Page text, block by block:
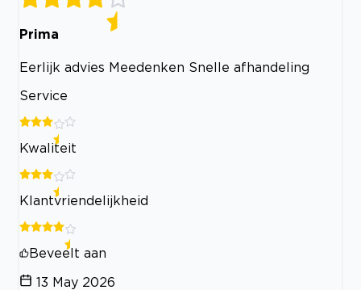
Prima
Eerlijk advies Meedenken Snelle afhandeling
Service
Kwaliteit
Klantvriendelijkheid
Beveelt aan
13 May 2026